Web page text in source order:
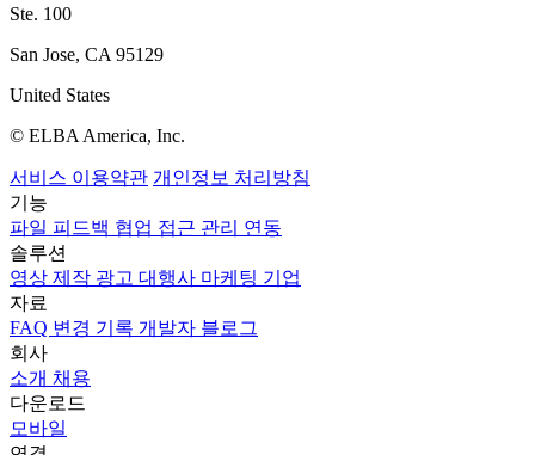
Ste. 100
San Jose, CA 95129
United States
© ELBA America, Inc.
서비스 이용약관 개인정보 처리방침
기능
파일 피드백 협업 접근 관리 연동
솔루션
영상 제작 광고 대행사 마케팅 기업
자료
FAQ 변경 기록 개발자 블로그
회사
소개 채용
다운로드
모바일